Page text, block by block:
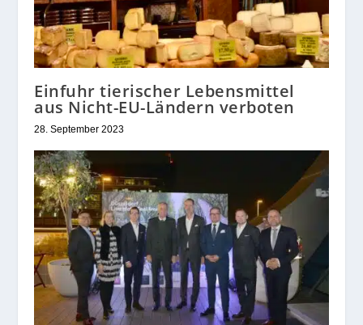
Einfuhr tierischer Lebensmittel
aus Nicht-EU-Ländern verboten
28. September 2023